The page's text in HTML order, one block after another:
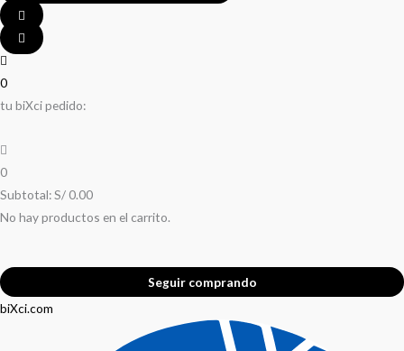
0
tu biXci pedido:
0
Subtotal:S/ 0.00
No hay productos en el carrito.
Seguir comprando
biXci.com